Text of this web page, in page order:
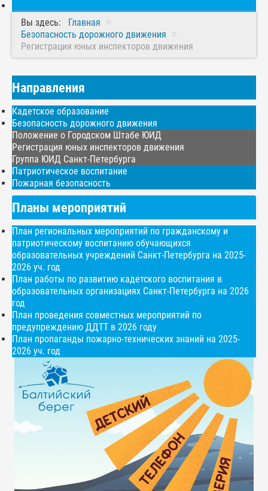
Вы здесь:
Главная
Безопасность дорожного движения
Регистрация юных инспекторов движения
Направления
Кадетское образование
Безопасность дорожного движения
Положение о Городском Штабе ЮИД
Регистрация юных инспекторов движения
Группа ЮИД Санкт-Петербурга
Патриотическое воспитание
Пожарная безопасность
Планы мероприятий
План региональных мероприятий по гражданскому и
патриотическому воспитанию обучающихся
образовательных учреждений Санкт-Петербурга на 2025-
2026 уч. год
План работы по развитию кадетского воспитания в
образовательных организациях Санкт-Петербурга на 2026
год
План проведения совместных мероприятий по
предупреждению ДДТТ в 2026 году
План пропаганды пожарно-технических знаний на 2025-
2026 уч. год